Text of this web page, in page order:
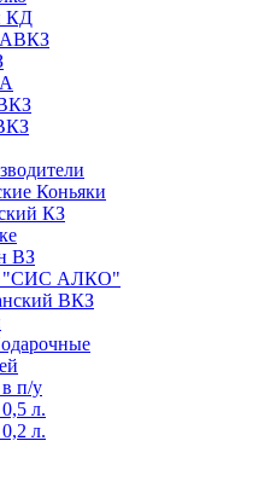
КД
АВКЗ
Коньяки
КЗ
ВЗ
"СИС АЛКО"
ВКЗ
п/у
л.
л.